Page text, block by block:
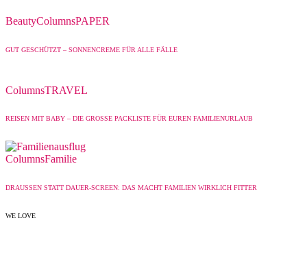
BeautyColumnsPAPER
GUT GESCHÜTZT – SONNENCREME FÜR ALLE FÄLLE
ColumnsTRAVEL
REISEN MIT BABY – DIE GROSSE PACKLISTE FÜR EUREN FAMILIENURLAUB
ColumnsFamilie
DRAUSSEN STATT DAUER-SCREEN: DAS MACHT FAMILIEN WIRKLICH FITTER
WE LOVE